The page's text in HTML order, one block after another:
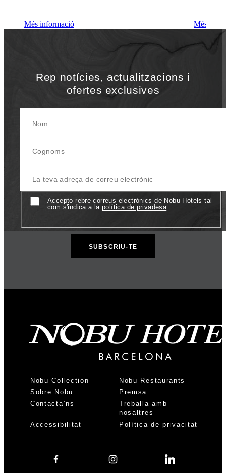
Més informació Més
Rep notícies, actualitzacions i
ofertes exclusives
Consentiment
Accepto rebre correus electrònics de Nobu Hotels tal
com s'indica a lapolítica de privadesa.
Nobu Collection
Nobu Restaurants
Sobre Nobu
Premsa
Contacta’ns
Treballa amb
nosaltres
Accessibilitat
Política de privacitat